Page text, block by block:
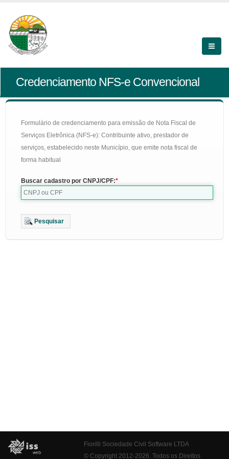
Credenciamento NFS-e Convencional
Formulário de credenciamento para emissão de Nota Fiscal de
Serviços Eletrônica (NFS-e): Contribuinte ativo, prestador de
serviços, estabelecido neste Município, que emite nota fiscal de
forma habitual
Buscar cadastro por CNPJ/CPF:
Pesquisar
Fiorilli Sociedade Civil Software LTDA
© Copyright 2012-2026. Todos os Direitos